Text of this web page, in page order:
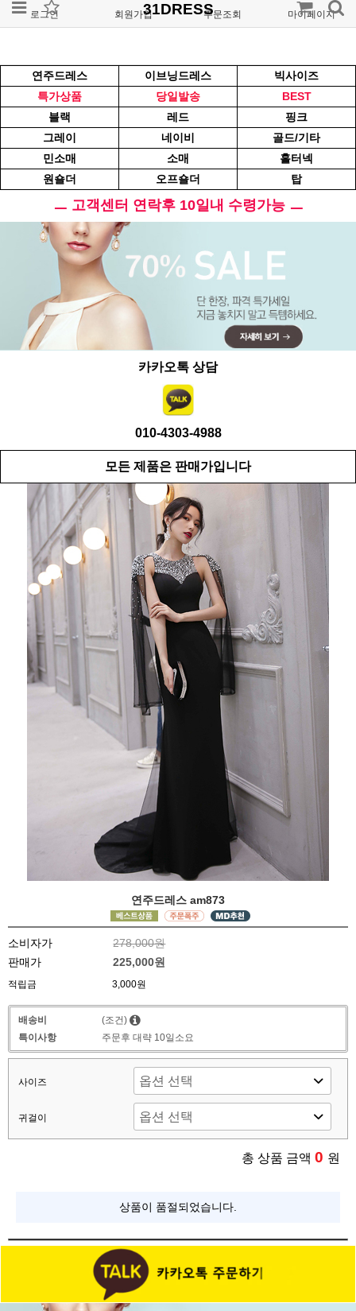
로그인 회원가입 주문조회 마이페이지
31DRESS
연주드레스 이브닝드레스
빅사이즈
특가상품
당일발송
BEST
블랙
레드
핑크
그레이
네이비
골드/기타
민소매
소매
홀터넥
원숄더
오프숄더 탑
ㅡ 고객센터 연락후 10일내 수령가능 ㅡ
카카오톡 상담
010-4303-4988
모든 제품은 판매가입니다
연주드레스 am873
소비자가
278,000원
판매가
225,000원
적립금 3,000원
배송비
(조건)
특이사항
주문후 대략 10일소요
사이즈
귀걸이
총 상품 금액 0 원
상품이 품절되었습니다.